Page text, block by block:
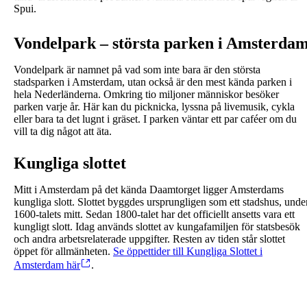
Spui.
Vondelpark – största parken i
Vondelpark är namnet på vad som inte bara är den största
stadsparken i Amsterdam, utan också är den mest kända parken i
hela Nederländerna. Omkring tio miljoner människor besöker
parken varje år. Här kan du picknicka, lyssna på livemusik, cykla
eller bara ta det lugnt i gräset. I parken väntar ett par caféer om du
vill ta dig något att äta.
Kungliga slottet
Mitt i Amsterdam på det kända Daamtorget ligger Amsterdams
kungliga slott. Slottet byggdes ursprungligen som ett stadshus,
1600-talets mitt. Sedan 1800-talet har det officiellt ansetts vara ett
kungligt slott. Idag används slottet av kungafamiljen för statsbesök
och andra arbetsrelaterade uppgifter. Resten av tiden står slottet
öppet för allmänheten. Se öppettider till Kungliga Slottet i
Amsterdam här
.